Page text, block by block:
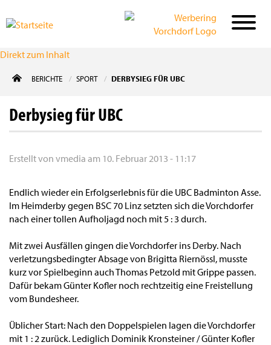
Direkt zum Inhalt
BERICHTE SPORT DERBYSIEG FÜR UBC
Derbysieg für UBC
Erstellt von vmedia am 10. Februar 2013 - 11:17
Endlich wieder ein Erfolgserlebnis für die UBC Badminton Asse.
Im Heimderby gegen BSC 70 Linz setzten sich die Vorchdorfer
nach einer tollen Aufholjagd noch mit 5 : 3 durch.
Mit zwei Ausfällen gingen die Vorchdorfer ins Derby. Nach
verletzungsbedingter Absage von Brigitta Riernössl, musste
kurz vor Spielbeginn auch Thomas Petzold mit Grippe passen.
Dafür bekam Günter Kofler noch rechtzeitig eine Freistellung
vom Bundesheer.
Üblicher Start: Nach den Doppelspielen lagen die Vorchdorfer
mit 1 : 2 zurück. Lediglich Dominik Kronsteiner / Günter Kofler